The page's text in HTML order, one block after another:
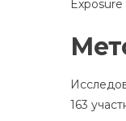
163